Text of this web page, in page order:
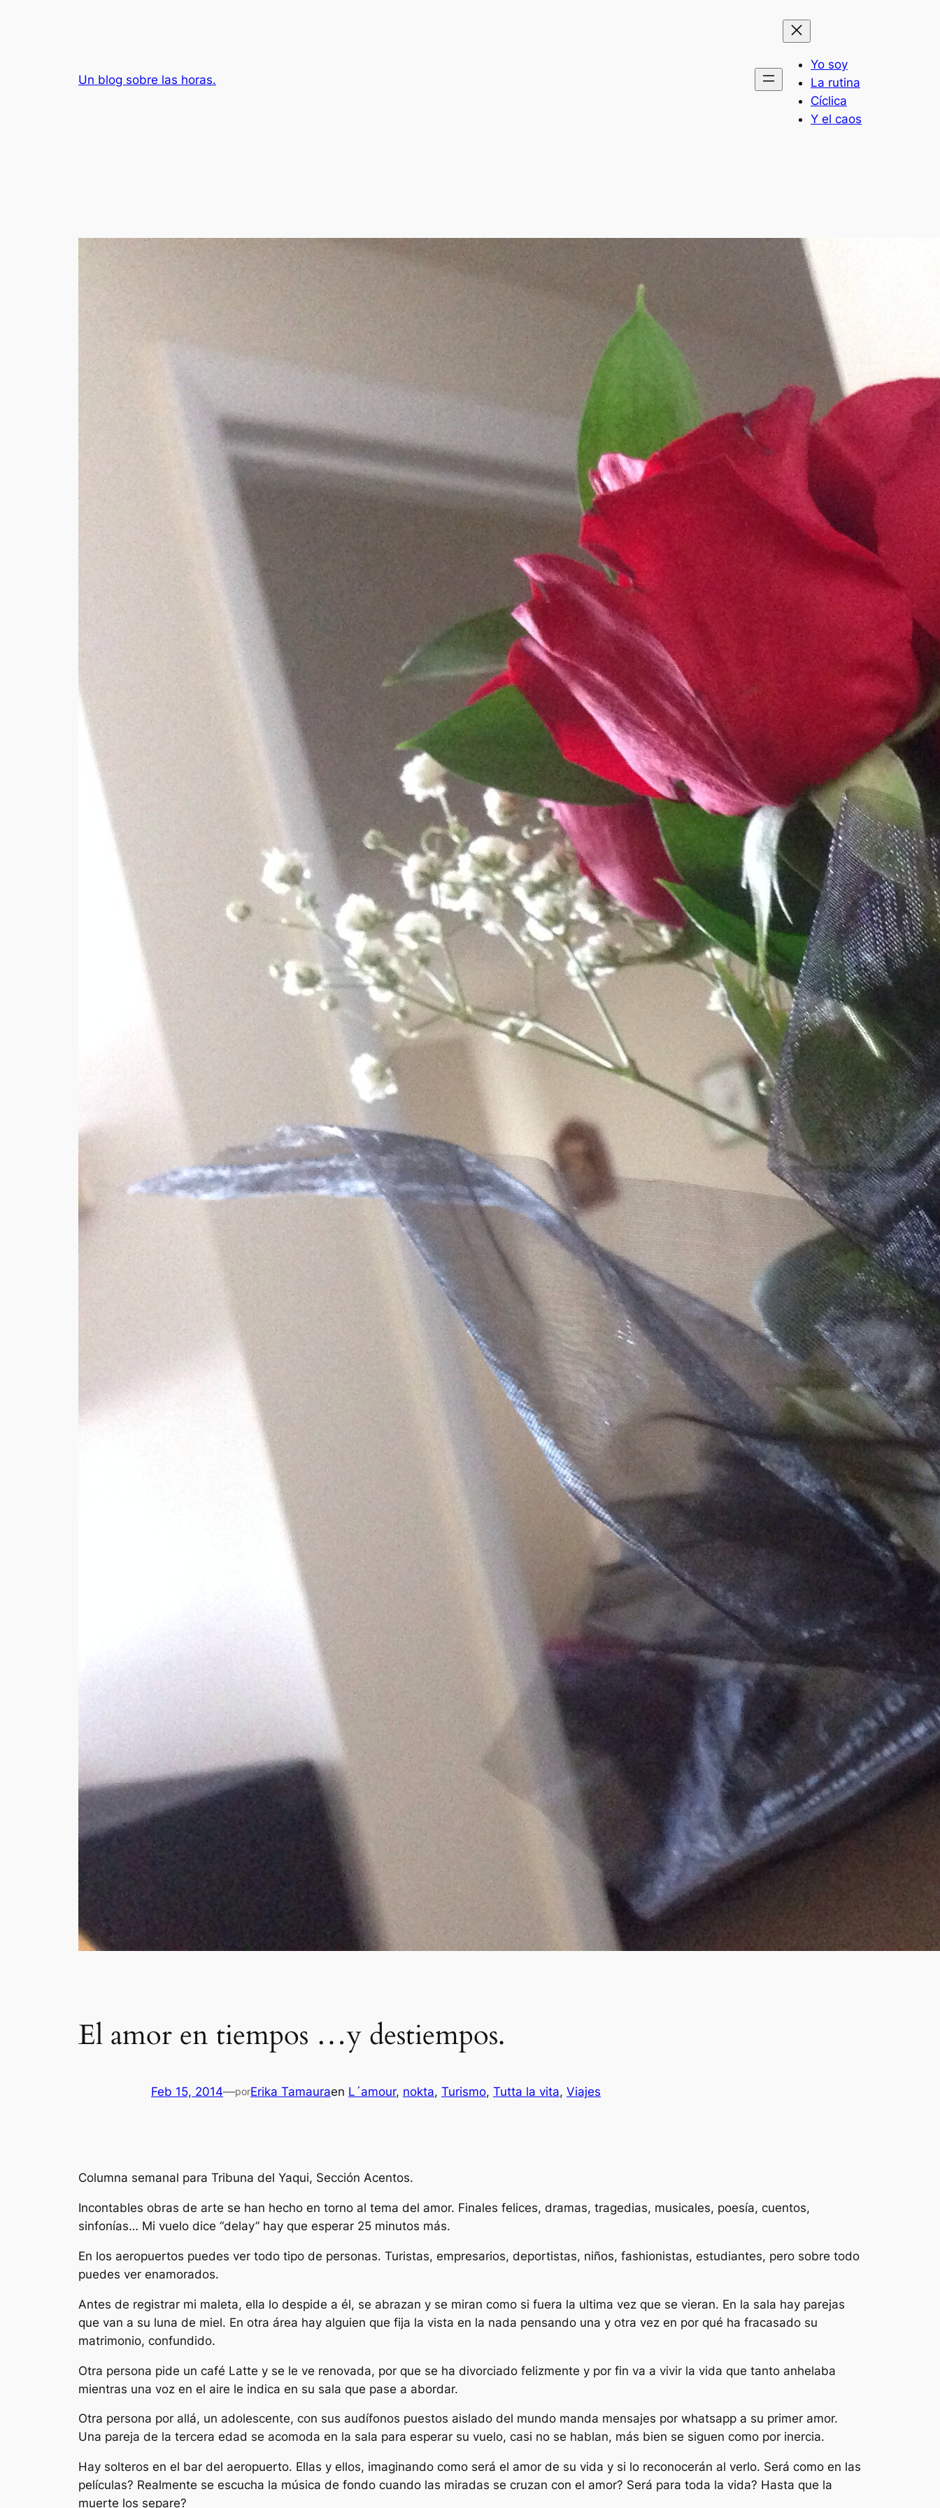
Un blog sobre las horas.
Yo soy
La rutina
Cíclica
Y el caos
El amor en tiempos …y destiempos.
Feb 15, 2014—porErika Tamauraen L´amour, nokta, Turismo, Tutta la vita, Viajes
Columna semanal para Tribuna del Yaqui, Sección Acentos.
Incontables obras de arte se han hecho en torno al tema del amor. Finales felices, dramas, tragedias, musicales, poesía, cuentos,
sinfonías… Mi vuelo dice “delay” hay que esperar 25 minutos más.
En los aeropuertos puedes ver todo tipo de personas. Turistas, empresarios, deportistas, niños, fashionistas, estudiantes, pero sobre todo
puedes ver enamorados.
Antes de registrar mi maleta, ella lo despide a él, se abrazan y se miran como si fuera la ultima vez que se vieran. En la sala hay parejas
que van a su luna de miel. En otra área hay alguien que fija la vista en la nada pensando una y otra vez en por qué ha fracasado su
matrimonio, confundido.
Otra persona pide un café Latte y se le ve renovada, por que se ha divorciado felizmente y por fin va a vivir la vida que tanto anhelaba
mientras una voz en el aire le indica en su sala que pase a abordar.
Otra persona por allá, un adolescente, con sus audífonos puestos aislado del mundo manda mensajes por whatsapp a su primer amor.
Una pareja de la tercera edad se acomoda en la sala para esperar su vuelo, casi no se hablan, más bien se siguen como por inercia.
Hay solteros en el bar del aeropuerto. Ellas y ellos, imaginando como será el amor de su vida y si lo reconocerán al verlo. Será como en las
películas? Realmente se escucha la música de fondo cuando las miradas se cruzan con el amor? Será para toda la vida? Hasta que la
muerte los separe?